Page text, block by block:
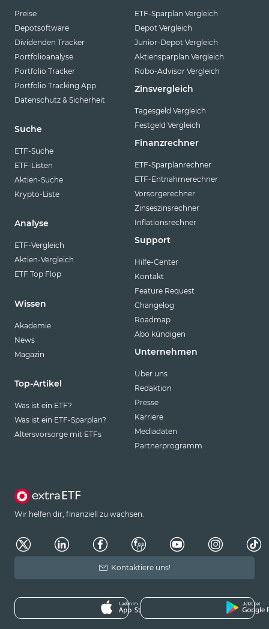
Preise
Depotsoftware
Dividenden Tracker
Portfolioanalyse
Portfolio Tracker
Portfolio Tracking App
Datenschutz & Sicherheit
Suche
ETF-Suche
ETF-Listen
Aktien-Suche
Krypto-Liste
Analyse
ETF-Vergleich
Aktien-Vergleich
ETF Top Flop
Wissen
Akademie
News
Magazin
Top-Artikel
Was ist ein ETF?
Was ist ein ETF-Sparplan?
Altersvorsorge mit ETFs
ETF-Sparplan Vergleich
Depot Vergleich
Junior-Depot Vergleich
Aktiensparplan Vergleich
Robo-Advisor Vergleich
Zinsvergleich
Tagesgeld Vergleich
Festgeld Vergleich
Finanzrechner
ETF-Sparplanrechner
ETF-Entnahmerechner
Vorsorgerechner
Zinseszinsrechner
Inflationsrechner
Support
Hilfe-Center
Kontakt
Feature Request
Changelog
Roadmap
Abo kündigen
Unternehmen
Über uns
Redaktion
Presse
Karriere
Mediadaten
Partnerprogramm
Wir helfen dir, finanziell zu wachsen.
Kontaktiere uns!